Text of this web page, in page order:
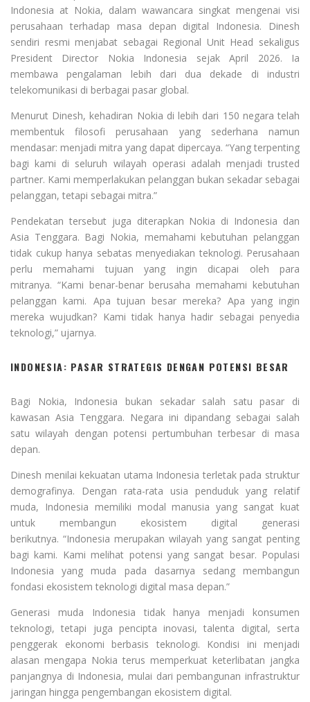
Indonesia at Nokia, dalam wawancara singkat mengenai visi
perusahaan terhadap masa depan digital Indonesia. Dinesh
sendiri resmi menjabat sebagai Regional Unit Head sekaligus
President Director Nokia Indonesia sejak April 2026. Ia
membawa pengalaman lebih dari dua dekade di industri
telekomunikasi di berbagai pasar global.
Menurut Dinesh, kehadiran Nokia di lebih dari 150 negara telah
membentuk filosofi perusahaan yang sederhana namun
mendasar: menjadi mitra yang dapat dipercaya. “Yang terpenting
bagi kami di seluruh wilayah operasi adalah menjadi trusted
partner. Kami memperlakukan pelanggan bukan sekadar sebagai
pelanggan, tetapi sebagai mitra.”
Pendekatan tersebut juga diterapkan Nokia di Indonesia dan
Asia Tenggara. Bagi Nokia, memahami kebutuhan pelanggan
tidak cukup hanya sebatas menyediakan teknologi. Perusahaan
perlu memahami tujuan yang ingin dicapai oleh para
mitranya. “Kami benar-benar berusaha memahami kebutuhan
pelanggan kami. Apa tujuan besar mereka? Apa yang ingin
mereka wujudkan? Kami tidak hanya hadir sebagai penyedia
teknologi,” ujarnya.
INDONESIA: PASAR STRATEGIS DENGAN POTENSI BESAR
Bagi Nokia, Indonesia bukan sekadar salah satu pasar di
kawasan Asia Tenggara. Negara ini dipandang sebagai salah
satu wilayah dengan potensi pertumbuhan terbesar di masa
depan.
Dinesh menilai kekuatan utama Indonesia terletak pada struktur
demografinya. Dengan rata-rata usia penduduk yang relatif
muda, Indonesia memiliki modal manusia yang sangat kuat
untuk membangun ekosistem digital generasi
berikutnya. “Indonesia merupakan wilayah yang sangat penting
bagi kami. Kami melihat potensi yang sangat besar. Populasi
Indonesia yang muda pada dasarnya sedang membangun
fondasi ekosistem teknologi digital masa depan.”
Generasi muda Indonesia tidak hanya menjadi konsumen
teknologi, tetapi juga pencipta inovasi, talenta digital, serta
penggerak ekonomi berbasis teknologi. Kondisi ini menjadi
alasan mengapa Nokia terus memperkuat keterlibatan jangka
panjangnya di Indonesia, mulai dari pembangunan infrastruktur
jaringan hingga pengembangan ekosistem digital.